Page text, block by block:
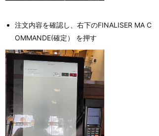
注文内容を確認し、右下のFINALISER MA C
OMMANDE(確定） を押す